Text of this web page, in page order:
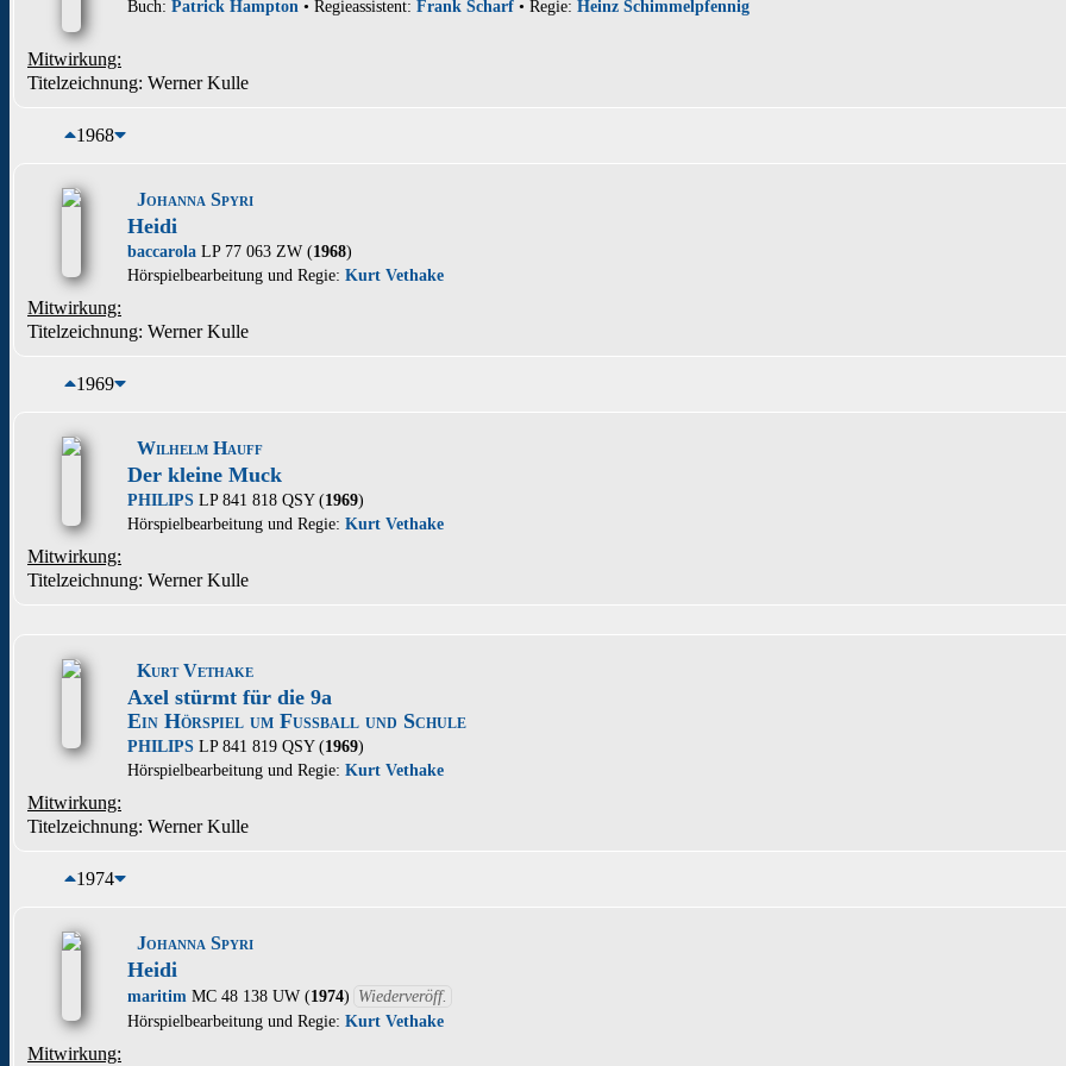
Buch: Patrick Hampton • Regieassistent: Frank Scharf • Regie: Heinz Schimmelpfennig
Mitwirkung:
Titelzeichnung: Werner Kulle
1968
Johanna Spyri
Heidi
baccarola LP 77 063 ZW (1968)
Hörspielbearbeitung und Regie: Kurt Vethake
Mitwirkung:
Titelzeichnung: Werner Kulle
1969
Wilhelm Hauff
Der kleine Muck
PHILIPS LP 841 818 QSY (1969)
Hörspielbearbeitung und Regie: Kurt Vethake
Mitwirkung:
Titelzeichnung: Werner Kulle
Kurt Vethake
Axel stürmt für die 9a
Ein Hörspiel um Fußball und Schule
PHILIPS LP 841 819 QSY (1969)
Hörspielbearbeitung und Regie: Kurt Vethake
Mitwirkung:
Titelzeichnung: Werner Kulle
1974
Johanna Spyri
Heidi
maritim MC 48 138 UW (1974) Wiederveröff.
Hörspielbearbeitung und Regie: Kurt Vethake
Mitwirkung: